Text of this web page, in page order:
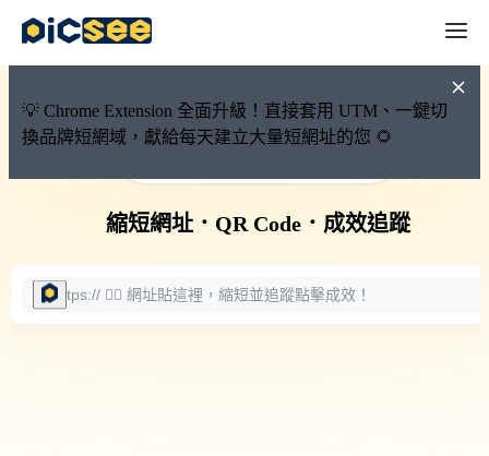
💡 Chrome Extension 全面升級！直接套用 UTM、一鍵切
換品牌短網域，獻給每天建立大量短網址的您 🌻
🚀 PicSee 短網址永久有效
縮短網址． QR Code． 成效追蹤